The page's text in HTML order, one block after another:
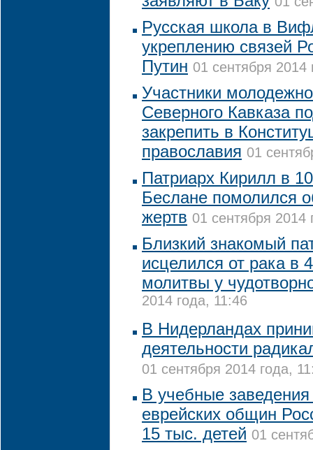
Русская школа в
укреплению связей
Путин 01 сентября 2014
Участники
Северного Кавказа
закрепить в
православия 01
Патриарх Кирилл в
Беслане помолился
жертв 01 сентября 2014
Близкий знакомый
исцелился от рака в
молитвы у
2014 года, 11:46
В Нидерландах
деятельности
01 сентября 2014 года,
В учебные
еврейских общин
15 тыс. детей 01